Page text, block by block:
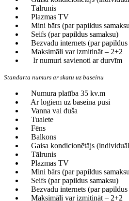
Tālrunis
Plazmas TV
Mini bārs (par papildus
Seifs (par papildus samaksu)
Bezvadu internets (par papildus
Maksimāli var izmitināt – 2+2
Ir numuri savienoti ar durvīm
Standarta numurs ar skatu uz baseinu
Numura platība 35 kv.m
Ar logiem uz baseina pusi
Vanna vai duša
Tualete
Fēns
Balkons
Gaisa kondicionētājs
Tālrunis
Plazmas TV
Mini bārs (par papildus
Seifs (par papildus samaksu)
Bezvadu internets (par papildus
Maksimāli var izmitināt – 2+2